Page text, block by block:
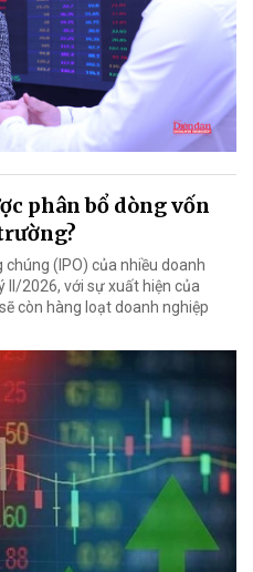
phân bổ dòng vốn
(IPO) của nhiều doanh
II/2026, với sự xuất hiện của
còn hàng loạt doanh nghiệp